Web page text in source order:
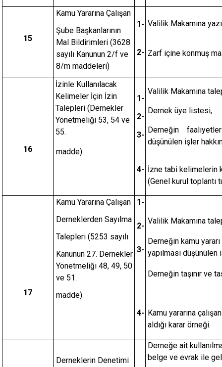
15
Kamu Yararına Çalışan
Şube Başkanlarının
Mal Bildirimleri (3628
sayılı Kanunun 2/f ve
8/m maddeleri)
1-
2-
Valilik Makamına
Zarf içine konmuş
16
İzinle Kullanılacak
Kelimeler İçin İzin
Talepleri (Dernekler
Yönetmeliği 53, 54 ve
55.
madde)
1-
2-
3-
Valilik Makamına
Dernek üye listesi,
Derneğin
düşünülen işler
4- İzne tabi kelimelerin
(Genel kurul toplantı
17
Kamu Yararına Çalışan
Derneklerden Sayılma
Talepleri (5253 sayılı
Kanunun 27. Dernekler
Yönetmeliği 48, 49, 50
ve 51.
madde)
1-
2-
3-
Valilik Makamına
Derneğin kamu
yapılması düşünülen
Derneğin taşınır ve
4- Kamu yararına
aldığı karar örneği.
Derneklerin Denetimi
Derneğe ait
belge ve evrak ile